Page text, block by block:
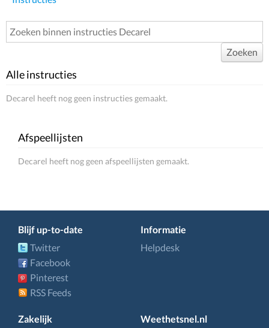
Zoeken
Alle instructies
Decarel heeft nog geen instructies gemaakt.
Afspeellijsten
Decarel heeft nog geen afspeellijsten gemaakt.
Blijf up-to-date
Twitter
Facebook
Pinterest
RSS Feeds
Informatie
Helpdesk
Zakelijk Weethetsnel.nl